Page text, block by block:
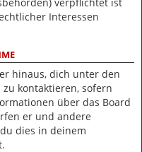
Interessen
hinaus, dich unter den
kontaktieren, sofern
über das Board
er und andere
dies in deinem